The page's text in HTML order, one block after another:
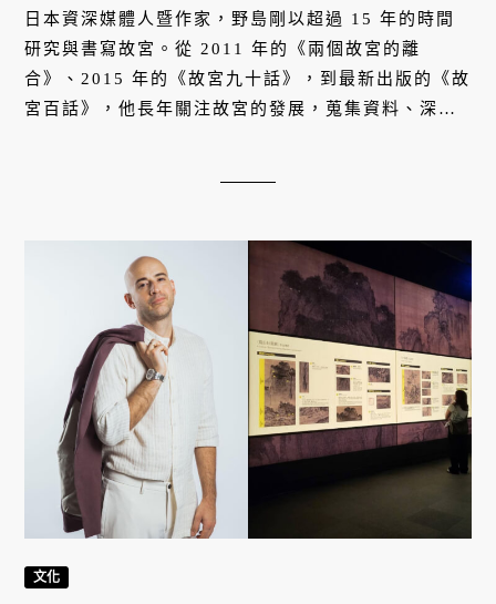
日本資深媒體人暨作家，野島剛以超過 15 年的時間
研究與書寫故宮。從 2011 年的《兩個故宮的離
合》、2015 年的《故宮九十話》，到最新出版的《故
宮百話》，他長年關注故宮的發展，蒐集資料、深入
文化